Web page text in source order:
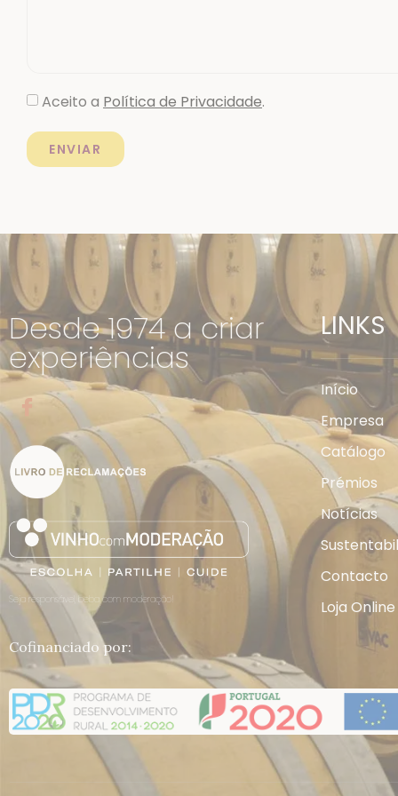
Aceito a Política de Privacidade.
ENVIAR
Desde 1974 a criar
experiências
Seja responsável, beba com moderação!
LINKS
Início
Empresa
Catálogo
Prémios
Notícias
Contacto
Loja Online
Cofinanciado por: